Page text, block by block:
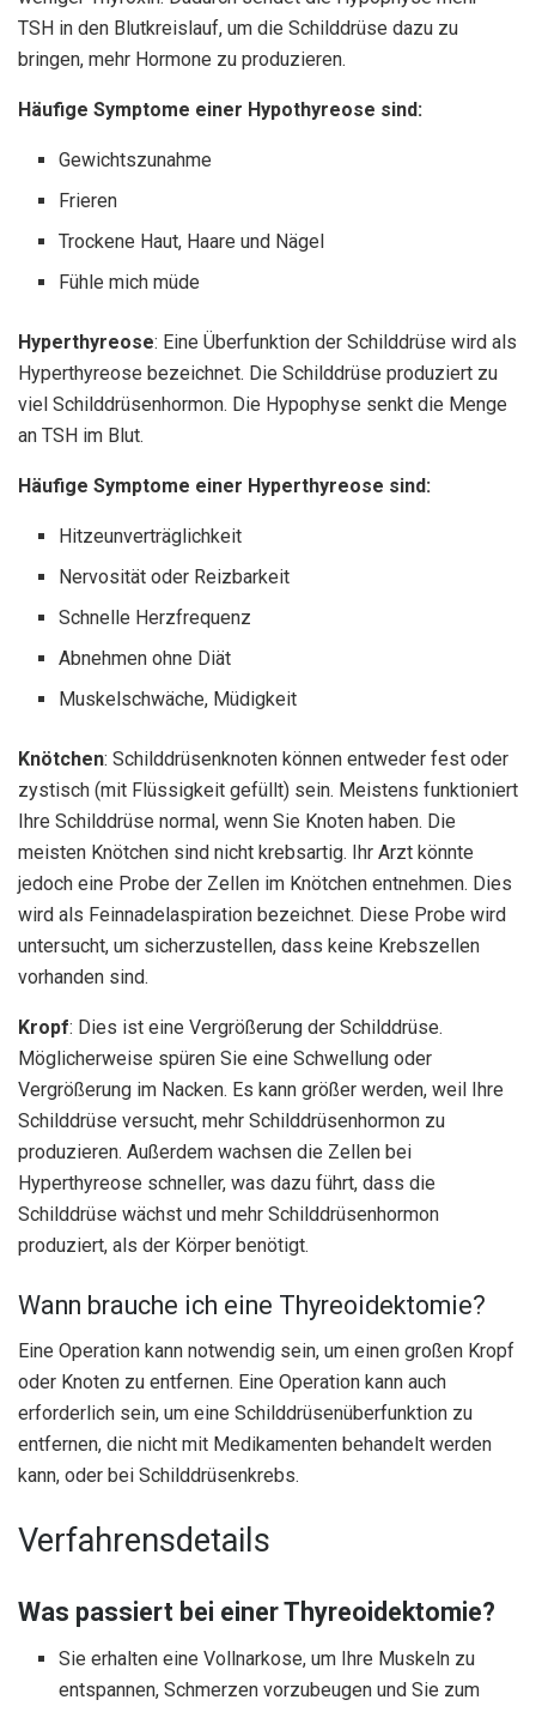
TSH in den Blutkreislauf, um die Schilddrüse dazu zu
bringen, mehr Hormone zu produzieren.
Häufige Symptome einer Hypothyreose sind:
Gewichtszunahme
Frieren
Trockene Haut, Haare und Nägel
Fühle mich müde
Hyperthyreose: Eine Überfunktion der Schilddrüse wird als
Hyperthyreose bezeichnet. Die Schilddrüse produziert zu
viel Schilddrüsenhormon. Die Hypophyse senkt die Menge
an TSH im Blut.
Häufige Symptome einer Hyperthyreose sind:
Hitzeunverträglichkeit
Nervosität oder Reizbarkeit
Schnelle Herzfrequenz
Abnehmen ohne Diät
Muskelschwäche, Müdigkeit
Knötchen: Schilddrüsenknoten können entweder fest oder
zystisch (mit Flüssigkeit gefüllt) sein. Meistens funktioniert
Ihre Schilddrüse normal, wenn Sie Knoten haben. Die
meisten Knötchen sind nicht krebsartig. Ihr Arzt könnte
jedoch eine Probe der Zellen im Knötchen entnehmen. Dies
wird als Feinnadelaspiration bezeichnet. Diese Probe wird
untersucht, um sicherzustellen, dass keine Krebszellen
vorhanden sind.
Kropf: Dies ist eine Vergrößerung der Schilddrüse.
Möglicherweise spüren Sie eine Schwellung oder
Vergrößerung im Nacken. Es kann größer werden, weil Ihre
Schilddrüse versucht, mehr Schilddrüsenhormon zu
produzieren. Außerdem wachsen die Zellen bei
Hyperthyreose schneller, was dazu führt, dass die
Schilddrüse wächst und mehr Schilddrüsenhormon
produziert, als der Körper benötigt.
Wann brauche ich eine Thyreoidektomie?
Eine Operation kann notwendig sein, um einen großen Kropf
oder Knoten zu entfernen. Eine Operation kann auch
erforderlich sein, um eine Schilddrüsenüberfunktion zu
entfernen, die nicht mit Medikamenten behandelt werden
kann, oder bei Schilddrüsenkrebs.
Verfahrensdetails
Was passiert bei einer Thyreoidektomie?
Sie erhalten eine Vollnarkose, um Ihre Muskeln zu
entspannen, Schmerzen vorzubeugen und Sie zum